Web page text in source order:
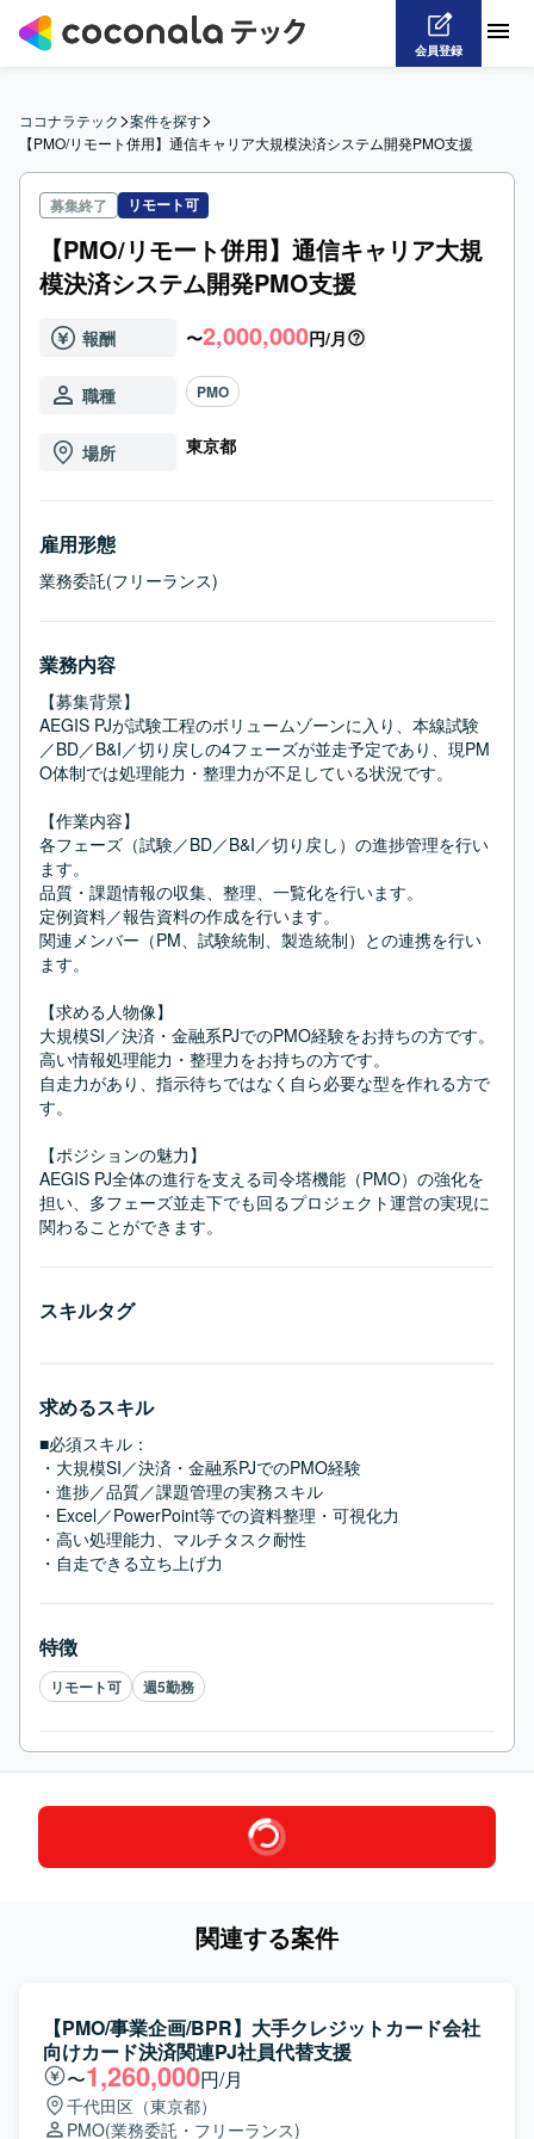
会員登録
ココナラテック>案件を探す>
【PMO/リモート併用】通信キャリア大規模決済システム開発PMO支援
募集終了 リモート可
【PMO/リモート併用】通信キャリア大規
模決済システム開発PMO支援
報酬 〜2,000,000円/月
職種 PMO
場所 東京都
雇用形態
業務委託(フリーランス)
業務内容
【募集背景】
AEGIS PJが試験工程のボリュームゾーンに入り、本線試験
／BD／B&I／切り戻しの4フェーズが並走予定であり、現PM
O体制では処理能力・整理力が不足している状況です。
【作業内容】
各フェーズ（試験／BD／B&I／切り戻し）の進捗管理を行い
ます。
品質・課題情報の収集、整理、一覧化を行います。
定例資料／報告資料の作成を行います。
関連メンバー（PM、試験統制、製造統制）との連携を行い
ます。
【求める人物像】
大規模SI／決済・金融系PJでのPMO経験をお持ちの方です。
高い情報処理能力・整理力をお持ちの方です。
自走力があり、指示待ちではなく自ら必要な型を作れる方で
す。
【ポジションの魅力】
AEGIS PJ全体の進行を支える司令塔機能（PMO）の強化を
担い、多フェーズ並走下でも回るプロジェクト運営の実現に
関わることができます。
スキルタグ
求めるスキル
■必須スキル：
・大規模SI／決済・金融系PJでのPMO経験
・進捗／品質／課題管理の実務スキル
・Excel／PowerPoint等での資料整理・可視化力
・高い処理能力、マルチタスク耐性
・自走できる立ち上げ力
特徴
リモート可 週5勤務
関連する案件
【PMO/事業企画/BPR】大手クレジットカード会社
向けカード決済関連PJ社員代替支援
〜1,260,000円/月
千代田区（東京都）
PMO(業務委託・フリーランス)